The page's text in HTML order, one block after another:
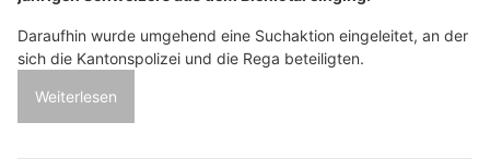
Daraufhin wurde umgehend eine Suchaktion eingeleitet, an der
sich die Kantonspolizei und die Rega beteiligten.
Weiterlesen